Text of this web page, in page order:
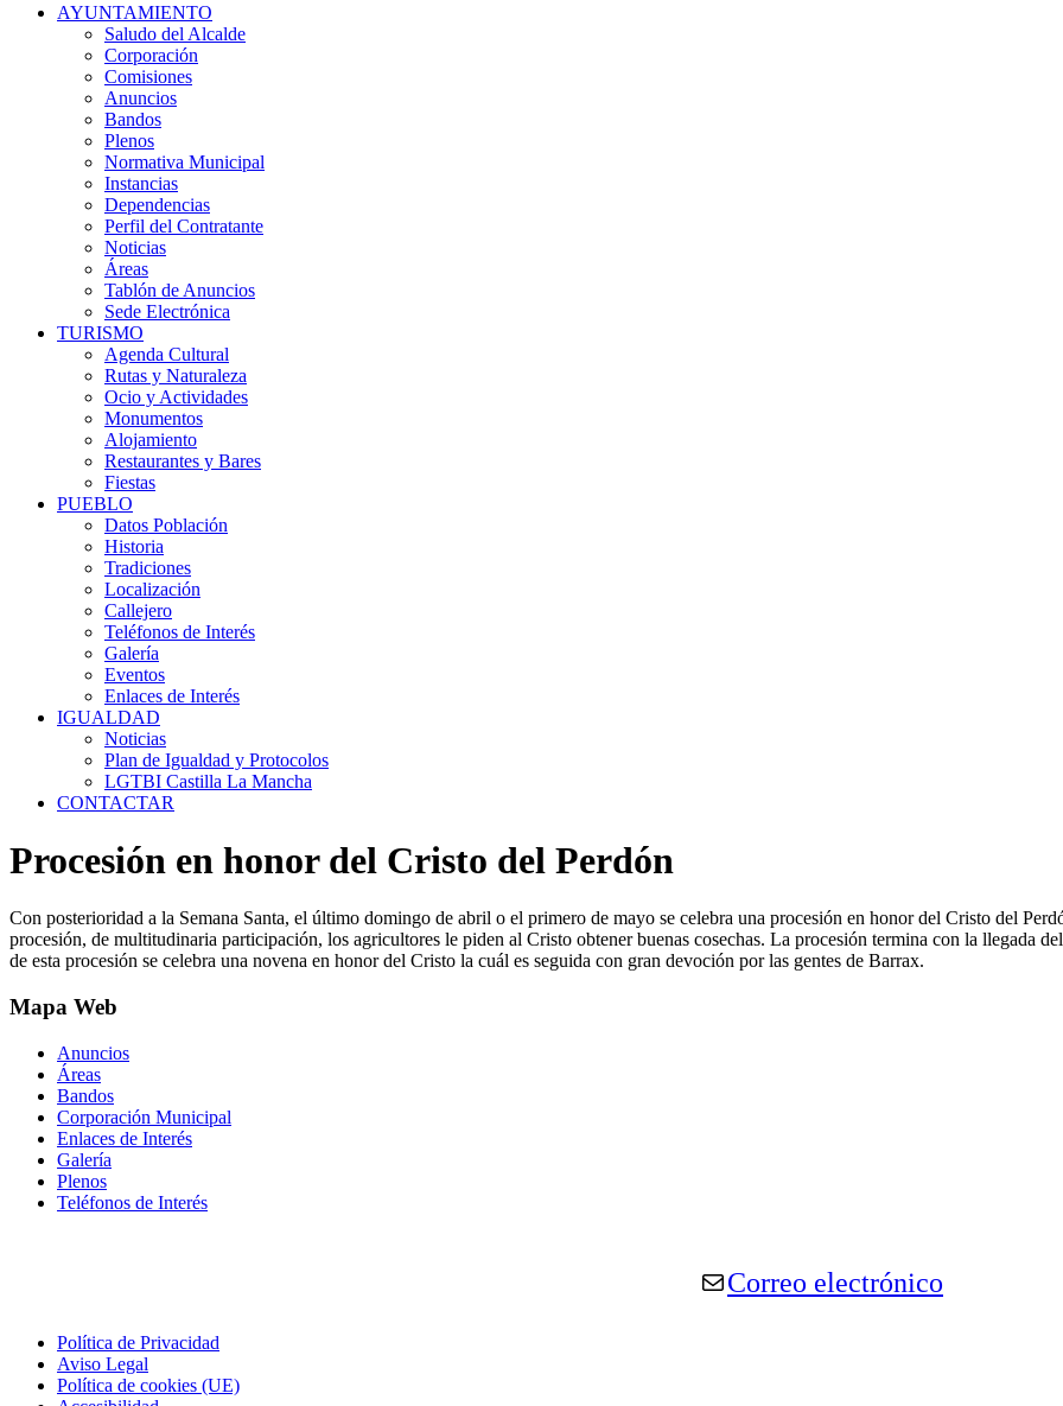
AYUNTAMIENTO
Saludo del Alcalde
Corporación
Comisiones
Anuncios
Bandos
Plenos
Normativa Municipal
Instancias
Dependencias
Perfil del Contratante
Noticias
Áreas
Tablón de Anuncios
Sede Electrónica
TURISMO
Agenda Cultural
Rutas y Naturaleza
Ocio y Actividades
Monumentos
Alojamiento
Restaurantes y Bares
Fiestas
PUEBLO
Datos Población
Historia
Tradiciones
Localización
Callejero
Teléfonos de Interés
Galería
Eventos
Enlaces de Interés
IGUALDAD
Noticias
Plan de Igualdad y Protocolos
LGTBI Castilla La Mancha
CONTACTAR
Procesión en honor del Cristo del Perdón
Con posterioridad a la Semana Santa, el último domingo de abril o el primero de mayo se celebra una procesión en honor del Cristo del
procesión, de multitudinaria participación, los agricultores le piden al Cristo obtener buenas cosechas. La procesión termina con la llegada
de esta procesión se celebra una novena en honor del Cristo la cuál es seguida con gran devoción por las gentes de Barrax.
Mapa Web
Anuncios
Áreas
Bandos
Corporación Municipal
Enlaces de Interés
Galería
Plenos
Teléfonos de Interés
Correo electrónico
Política de Privacidad
Aviso Legal
Política de cookies (UE)